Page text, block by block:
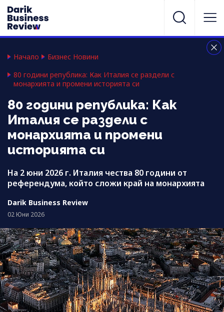
Начало
Бизнес Новини
80 години република: Как Италия се раздели с
монархията и промени историята си
80 години република: Как
Италия се раздели с
монархията и промени
историята си
На 2 юни 2026 г. Италия чества 80 години от
референдума, който сложи край на монархията
Darik Business Review
02 Юни 2026